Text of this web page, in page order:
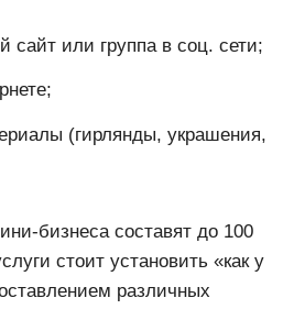
сайт или группа в соц. сети;
(гирлянды, украшения,
бизнеса составят до 100
стоит установить «как у
различных